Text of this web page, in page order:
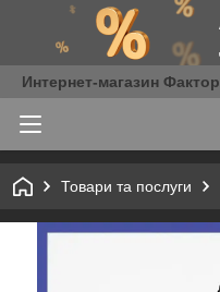
Интернет-магазин Фактор
Товари та послуги